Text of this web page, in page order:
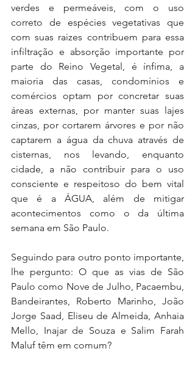
verdes e permeáveis, com o uso
correto de espécies vegetativas que
com suas raizes contribuem para essa
infiltração e absorção importante por
parte do Reino Vegetal, é ínfima, a
maioria das casas, condomínios e
comércios optam por concretar suas
áreas externas, por manter suas lajes
cinzas, por cortarem árvores e por não
captarem a água da chuva através de
cisternas, nos levando, enquanto
cidade, a não contribuir para o uso
consciente e respeitoso do bem vital
que é a ÁGUA, além de mitigar
acontecimentos como o da última
semana em São Paulo.
Seguindo para outro ponto importante,
lhe pergunto: O que as vias de São
Paulo como Nove de Julho, Pacaembu,
Bandeirantes, Roberto Marinho, João
Jorge Saad, Eliseu de Almeida, Anhaia
Mello, Inajar de Souza e Salim Farah
Maluf têm em comum?